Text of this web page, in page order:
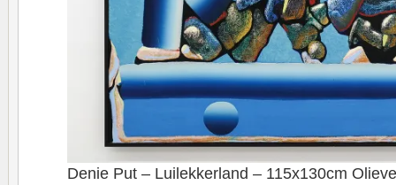
Denie Put – Luilekkerland – 115x130cm